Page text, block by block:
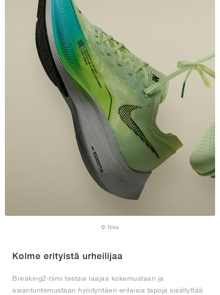
© Nike
Kolme erityistä urheilijaa
Breaking2-tiimi testasi laajaa kokemustaan ja
asiantuntemustaan hyödyntäen erilaisia tapoja sisällyttää